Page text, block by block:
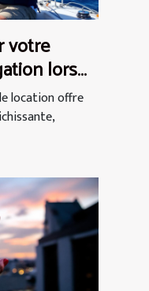
votre
lors
?
location offre